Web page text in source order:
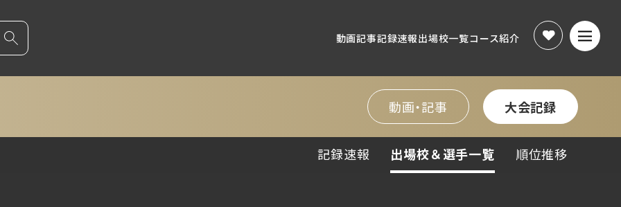
動画記事記録速報出場校一覧コース紹介
動画・記事 大会記録
記録速報 出場校＆選手一覧 順位推移